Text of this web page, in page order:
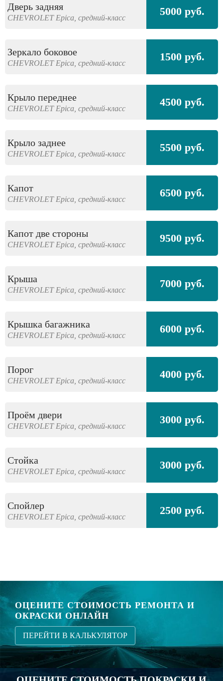
Дверь задняя
CHEVROLET Epica, средний-класс 5000 руб.
Зеркало боковое
CHEVROLET Epica, средний-класс 1500 руб.
Крыло переднее
CHEVROLET Epica, средний-класс 4500 руб.
Крыло заднее
CHEVROLET Epica, средний-класс 5500 руб.
Капот
CHEVROLET Epica, средний-класс 6500 руб.
Капот две стороны
CHEVROLET Epica, средний-класс 9500 руб.
Крыша
CHEVROLET Epica, средний-класс 7000 руб.
Крышка багажника
CHEVROLET Epica, средний-класс 6000 руб.
Порог
CHEVROLET Epica, средний-класс 4000 руб.
Проём двери
CHEVROLET Epica, средний-класс 3000 руб.
Стойка
CHEVROLET Epica, средний-класс 3000 руб.
Спойлер
CHEVROLET Epica, средний-класс 2500 руб.
ОЦЕНИТЕ СТОИМОСТЬ РЕМОНТА И
ОКРАСКИ ОНЛАЙН
ПЕРЕЙТИ В КАЛЬКУЛЯТОР